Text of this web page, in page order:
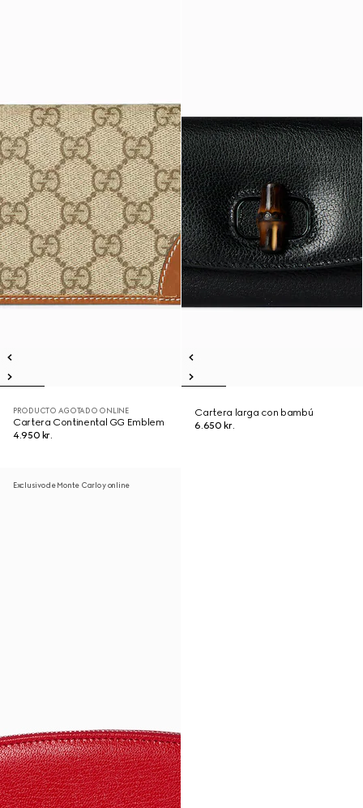
PRODUCTO AGOTADO ONLINE
Cartera Continental GG Emblem
4.950 kr.
Cartera larga con bambú
6.650 kr.
Exclusivo de Monte Carlo y online